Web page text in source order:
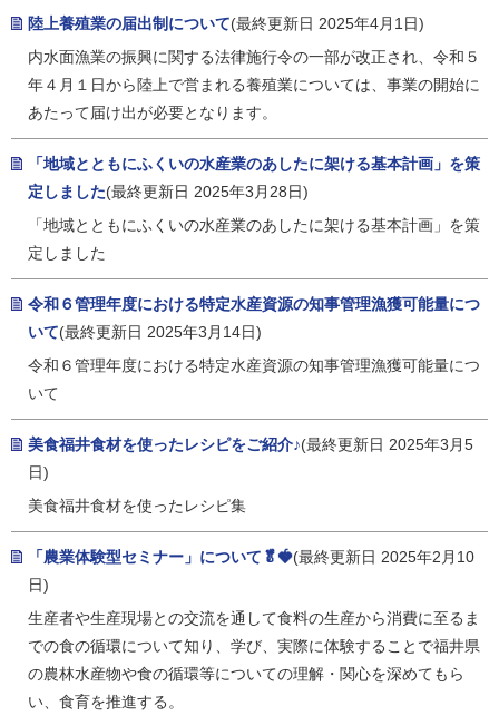
陸上養殖業の届出制について(最終更新日 2025年4月1日)
内水面漁業の振興に関する法律施行令の一部が改正され、令和５
年４月１日から陸上で営まれる養殖業については、事業の開始に
あたって届け出が必要となります。
「地域とともにふくいの水産業のあしたに架ける基本計画」を策
定しました(最終更新日 2025年3月28日)
「地域とともにふくいの水産業のあしたに架ける基本計画」を策
定しました
令和６管理年度における特定水産資源の知事管理漁獲可能量につ
いて(最終更新日 2025年3月14日)
令和６管理年度における特定水産資源の知事管理漁獲可能量につ
いて
美食福井食材を使ったレシピをご紹介♪(最終更新日 2025年3月5
日)
美食福井食材を使ったレシピ集
「農業体験型セミナー」について🥬🍓(最終更新日 2025年2月10
日)
生産者や生産現場との交流を通して食料の生産から消費に至るま
での食の循環について知り、学び、実際に体験することで福井県
の農林水産物や食の循環等についての理解・関心を深めてもら
い、食育を推進する。